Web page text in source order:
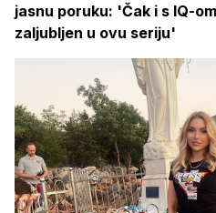
jasnu poruku: 'Čak i s IQ-
zaljubljen u ovu seriju'